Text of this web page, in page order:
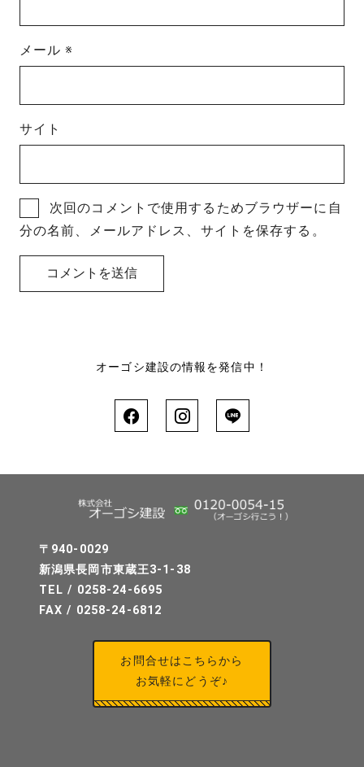
メール※
サイト
次回のコメントで使用するためブラウザーに自
分の名前、メールアドレス、サイトを保存する。
オーゴシ建設の情報を発信中！
〒940-0029
新潟県長岡市東蔵王3-1-38
TEL / 0258-24-6695
FAX / 0258-24-6812
お問合せはこちらから
お気軽にどうぞ♪